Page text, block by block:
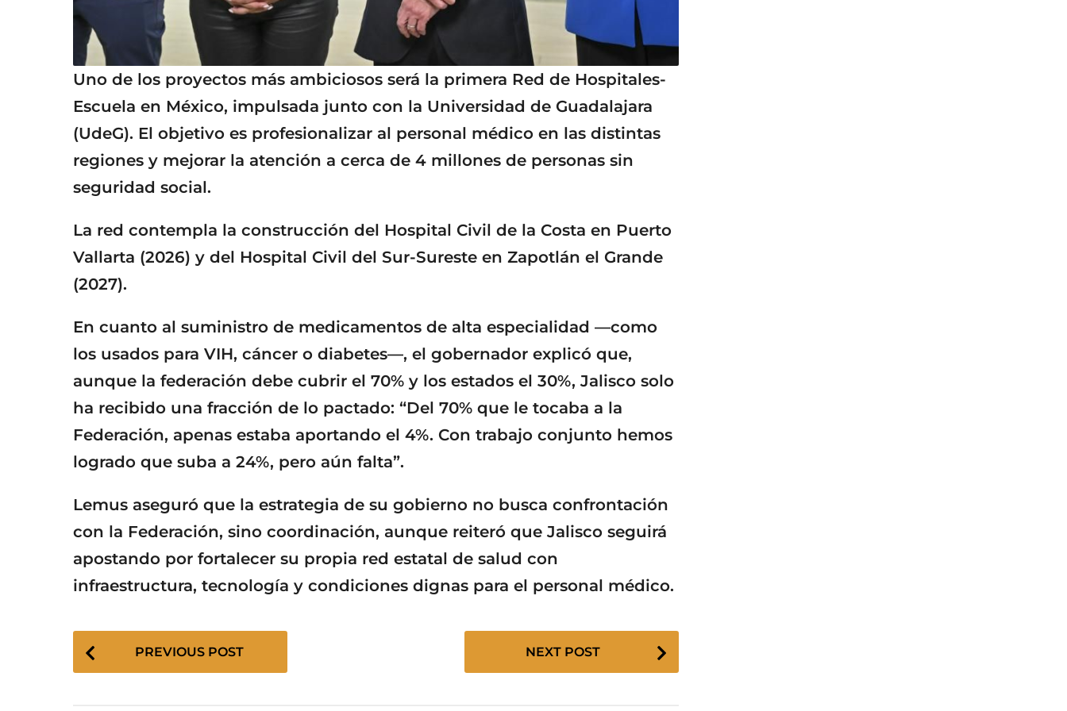
Uno de los proyectos más ambiciosos será la primera Red de Hospitales-
Escuela en México, impulsada junto con la Universidad de Guadalajara
(UdeG). El objetivo es profesionalizar al personal médico en las distintas
regiones y mejorar la atención a cerca de 4 millones de personas sin
seguridad social.
La red contempla la construcción del Hospital Civil de la Costa en Puerto
Vallarta (2026) y del Hospital Civil del Sur-Sureste en Zapotlán el Grande
(2027).
En cuanto al suministro de medicamentos de alta especialidad —como
los usados para VIH, cáncer o diabetes—, el gobernador explicó que,
aunque la federación debe cubrir el 70% y los estados el 30%, Jalisco solo
ha recibido una fracción de lo pactado: “Del 70% que le tocaba a la
Federación, apenas estaba aportando el 4%. Con trabajo conjunto hemos
logrado que suba a 24%, pero aún falta”.
Lemus aseguró que la estrategia de su gobierno no busca confrontación
con la Federación, sino coordinación, aunque reiteró que Jalisco seguirá
apostando por fortalecer su propia red estatal de salud con
infraestructura, tecnología y condiciones dignas para el personal médico.
P
PREVIOUS POST NEXT POST